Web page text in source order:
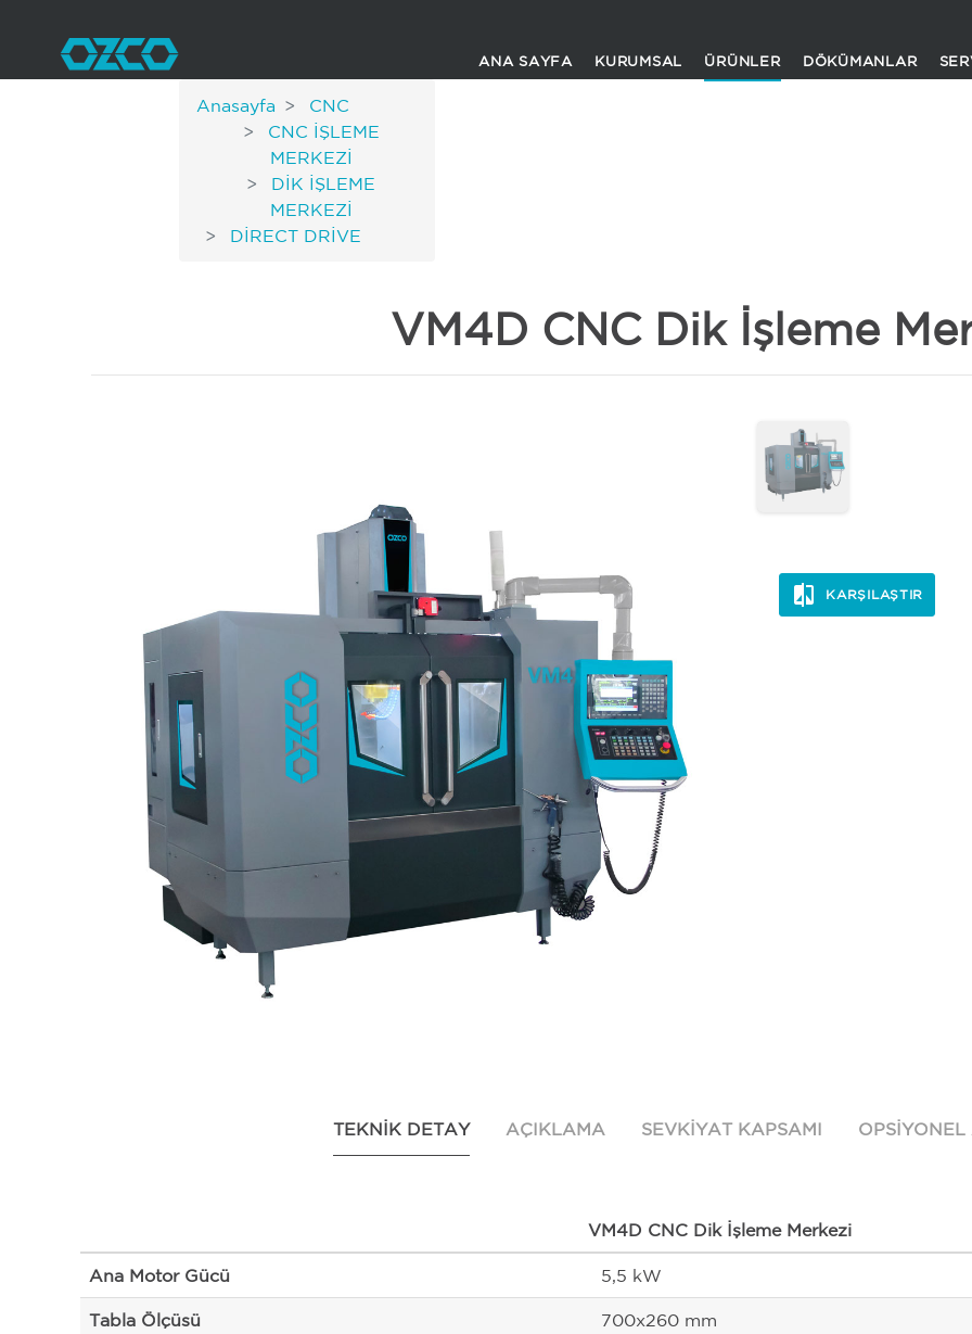
ANA SAYFA KURUMSAL ÜRÜNLER DÖKÜMANLAR
Anasayfa
CNC
CNC İŞLEME
MERKEZİ
DİK İŞLEME
MERKEZİ
DİRECT DRİVE
VM4D CNC Dik İşleme
KARŞILAŞTIR
TEKNIK DETAY AÇIKLAMA SEVKIYAT KAPSAMI OPSIYONEL
VM4D CNC Dik İşleme Merkezi
Ana Motor Gücü 5,5 kW
Tabla Ölçüsü 700x260 mm